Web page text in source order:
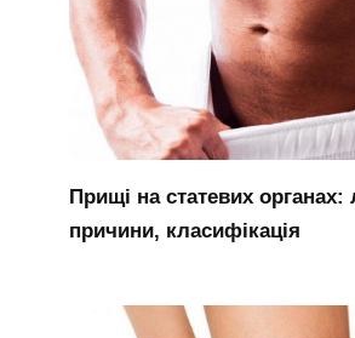
Прищі на статевих органах:
причини, класифікація